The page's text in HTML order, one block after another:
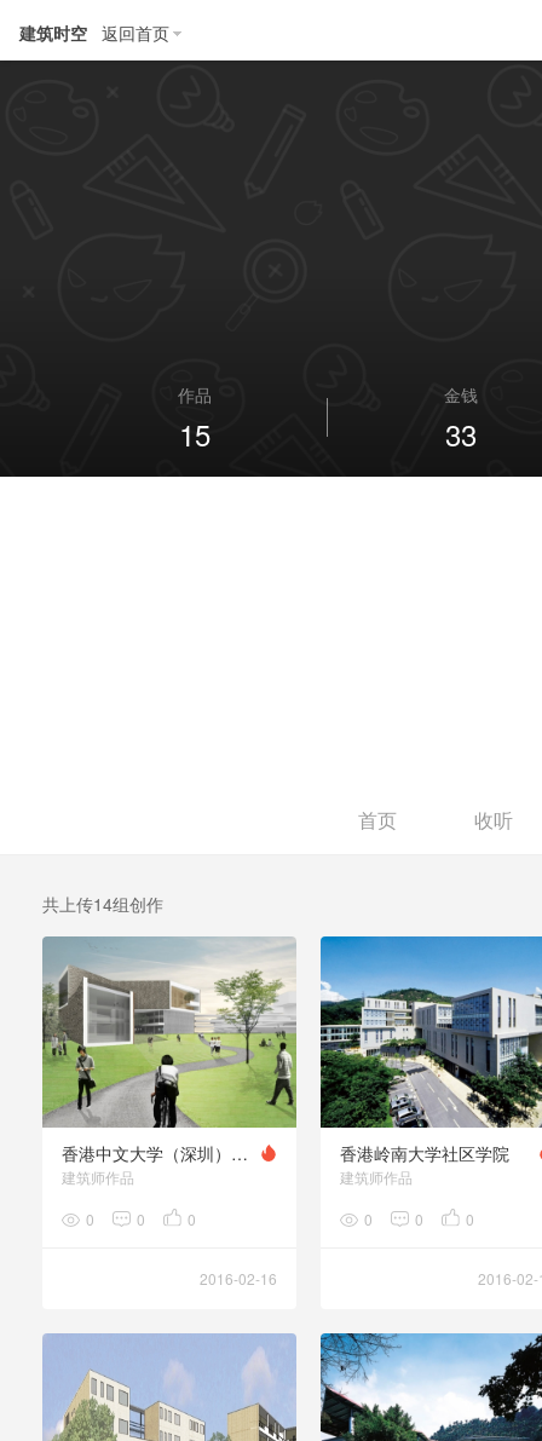
建筑时空 返回首页
作品
15
金钱
33
首页 收听
共上传14组创作
香港中文大学（深圳）整体规划及一期工程设计
建筑师作品
0 0 0
2016-02-16
香港岭南大学社区学院
建筑师作品
0 0 0
2016-